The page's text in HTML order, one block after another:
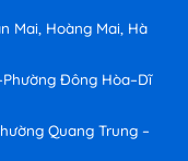
Mai, Hoàng Mai, Hà
Đông Hòa–Dĩ
Quang Trung –